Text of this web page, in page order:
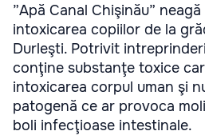
”Apă Canal Chişinău”
intoxicarea copiilor de la
Durleşti. Potrivit
conţine substanţe toxice
intoxicarea corpul uman şi
patogenă ce ar provoca
boli infecţioase intestinale.